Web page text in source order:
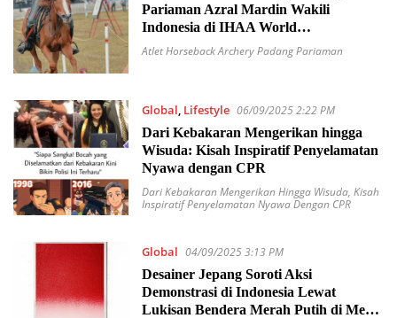
Pariaman Azral Mardin Wakili
Indonesia di IHAA World
Championship 2025
Atlet Horseback Archery Padang Pariaman
Global, Lifestyle 06/09/2025 2:22 PM
Dari Kebakaran Mengerikan hingga
Wisuda: Kisah Inspiratif Penyelamatan
Nyawa dengan CPR
Dari Kebakaran Mengerikan Hingga Wisuda, Kisah
Inspiratif Penyelamatan Nyawa Dengan CPR
Global 04/09/2025 3:13 PM
Desainer Jepang Soroti Aksi
Demonstrasi di Indonesia Lewat
Lukisan Bendera Merah Putih di Media